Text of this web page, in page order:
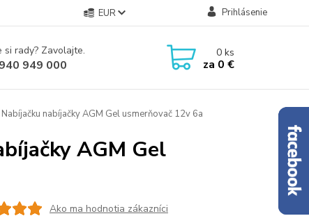
EUR Prihlásenie
si rady? Zavolajte.
949 000
0ks
za 0 €
nabíjačky AGM Gel usmerňovač 12v 6a
AGM Gel
Ako ma hodnotia zákazníci